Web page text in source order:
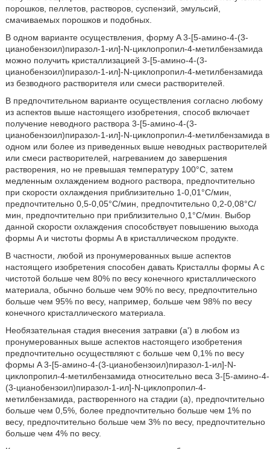
порошков, пеллетов, растворов, суспензий, эмульсий,
смачиваемых порошков и подобных.
В одном варианте осуществления, форму A 3-[5-амино-4-(3-
цианобензоил)пиразол-1-ил]-N-циклопропил-4-метилбензамида
можно получить кристаллизацией 3-[5-амино-4-(3-
цианобензоил)пиразол-1-ил]-N-циклопропил-4-метилбензамида
из безводного растворителя или смеси растворителей.
В предпочтительном варианте осуществления согласно любому
из аспектов выше настоящего изобретения, способ включает
получение неводного раствора 3-[5-амино-4-(3-
цианобензоил)пиразол-1-ил]-N-циклопропил-4-метилбензамида в
одном или более из приведенных выше неводных растворителей
или смеси растворителей, нагреванием до завершения
растворения, но не превышая температуру 100°C, затем
медленным охлаждением водного раствора, предпочтительно
при скорости охлаждения приблизительно 1-0,01°C/мин,
предпочтительно 0,5-0,05°C/мин, предпочтительно 0,2-0,08°C/
мин, предпочтительно при приблизительно 0,1°C/мин. Выбор
данной скорости охлаждения способствует повышению выхода
формы A и чистоты формы A в кристаллическом продукте.
В частности, любой из пронумерованных выше аспектов
настоящего изобретения способен давать Кристаллы формы A с
чистотой больше чем 80% по весу конечного кристаллического
материала, обычно больше чем 90% по весу, предпочтительно
больше чем 95% по весу, например, больше чем 98% по весу
конечного кристаллического материала.
Необязательная стадия внесения затравки (a') в любом из
пронумерованных выше аспектов настоящего изобретения
предпочтительно осуществляют с больше чем 0,1% по весу
формы A 3-[5-амино-4-(3-цианобензоил)пиразол-1-ил]-N-
циклопропил-4-метилбензамида относительно веса 3-[5-амино-4-
(3-цианобензоил)пиразол-1-ил]-N-циклопропил-4-
метилбензамида, растворенного на стадии (a), предпочтительно
больше чем 0,5%, более предпочтительно больше чем 1% по
весу, предпочтительно больше чем 3% по весу, предпочтительно
больше чем 4% по весу.